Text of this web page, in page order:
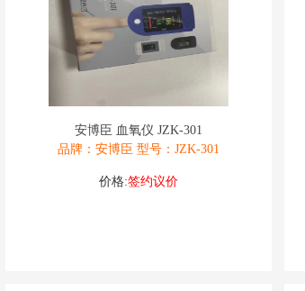
安博臣 血氧仪 JZK-301
品牌：安博臣 型号：JZK-301
价格:签约议价